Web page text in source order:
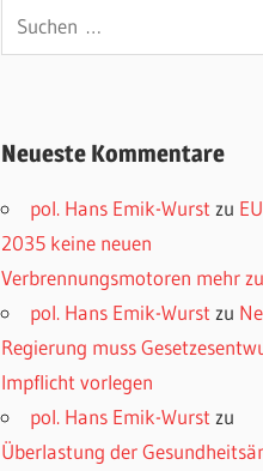
Neueste Kommentare
pol. Hans Emik-Wurst zu
2035 keine neuen
Verbrennungsmotoren mehr
pol. Hans Emik-Wurst zu
Regierung muss
Impflicht vorlegen
pol. Hans Emik-Wurst zu
Überlastung der